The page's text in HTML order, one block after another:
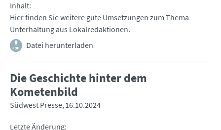
Inhalt
Hier finden Sie weitere gute Umsetzungen zum Thema
Unterhaltung aus Lokalredaktionen.
Datei herunterladen
Die Geschichte hinter dem
Kometenbild
Südwest Presse 16.10.2024
Letzte Änderung